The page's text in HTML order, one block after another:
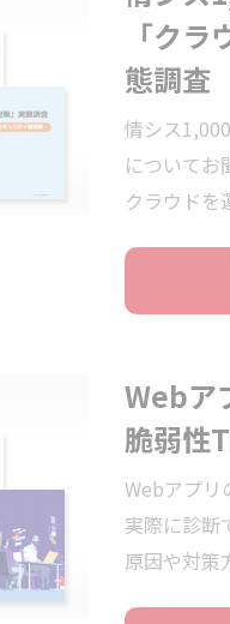
「ク
態調査
情シス
についてお
クラウドを
Webア
脆弱性
Webアプリ
実際に診断
原因や対策